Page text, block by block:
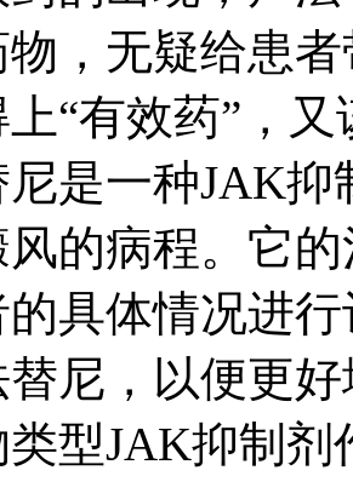
物，无疑给患
“有效药”，
是一种JAK
风的病程。它
的具体情况进
替尼，以便更
型JAK抑制剂